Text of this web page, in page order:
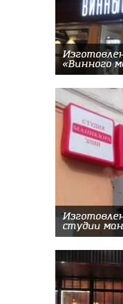
«Винного
студии